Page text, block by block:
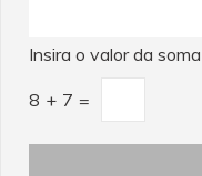
Insira o valor da
8 + 7 =